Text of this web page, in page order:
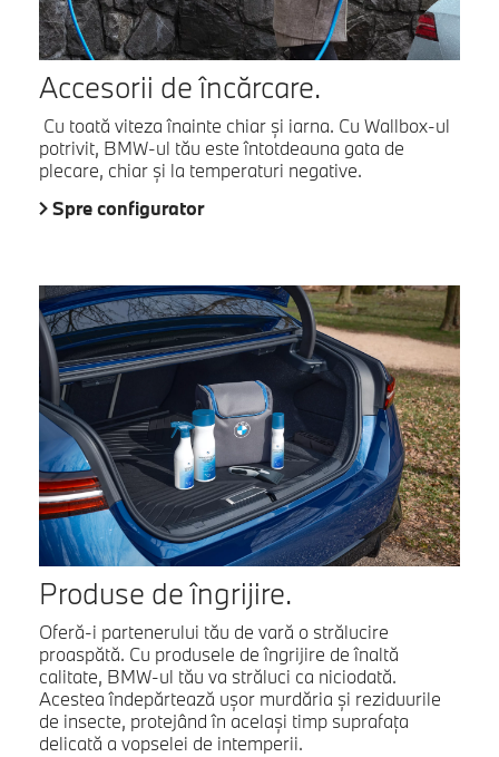
Accesorii de încărcare.
Cu toată viteza înainte chiar și iarna. Cu Wallbox-ul
potrivit, BMW-ul tău este întotdeauna gata de
plecare, chiar și la temperaturi negative.
Spre configurator
Produse de îngrijire.
Oferă-i partenerului tău de vară o strălucire
proaspătă. Cu produsele de îngrijire de înaltă
calitate, BMW-ul tău va străluci ca niciodată.
Acestea îndepărtează ușor murdăria și reziduurile
de insecte, protejând în același timp suprafața
delicată a vopselei de intemperii.